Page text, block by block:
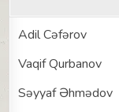
Adil Cəfərov
Vaqif Qurbanov
Səyyaf Əhmədov